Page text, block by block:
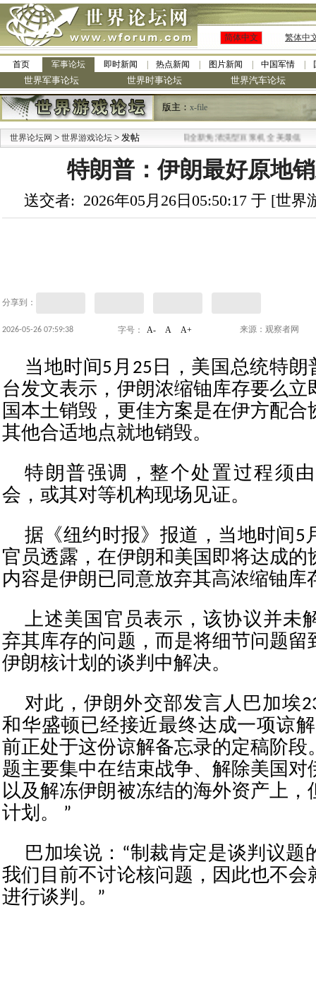
简体中文 繁体中
首页 军事论坛 即时新闻 热点新闻 图片新闻 中国军情
世界军事论坛 世界时事论坛 世界汽车论坛
版主： x-file
世界论坛网 > 世界游戏论坛 > 发帖 九阳全新免清洗型豆浆机 全美最低
特朗普：伊朗最好原地
送交者: 2026年05月26日05:50:17 于 [世
分享到：
2026-05-26 07:59:38 字号： A- A A+ 来源：观察者网
当地时间5月25日，美国总统特朗
台发文表示，伊朗浓缩铀库存要么立
国本土销毁，更佳方案是在伊方配合
其他合适地点就地销毁。
特朗普强调，整个处置过程须
会，或其对等机构现场见证。
据《纽约时报》报道，当地时间5
官员透露，在伊朗和美国即将达成的
内容是伊朗已同意放弃其高浓缩铀库
上述美国官员表示，该协议并未
弃其库存的问题，而是将细节问题留
伊朗核计划的谈判中解决。
对此，伊朗外交部发言人巴加埃
和华盛顿已经接近最终达成一项谅
前正处于这份谅解备忘录的定稿阶段
题主要集中在结束战争、解除美国对
以及解冻伊朗被冻结的海外资产上，
计划。 ”
巴加埃说：“制裁肯定是谈判议题
我们目前不讨论核问题，因此也不会
进行谈判。”